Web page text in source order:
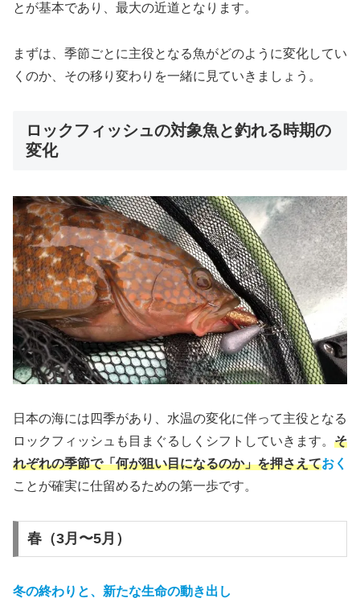
とが基本であり、最大の近道となります。
まずは、季節ごとに主役となる魚がどのように変化してい
くのか、その移り変わりを一緒に見ていきましょう。
ロックフィッシュの対象魚と釣れる時期の
変化
日本の海には四季があり、水温の変化に伴って主役となる
ロックフィッシュも目まぐるしくシフトしていきます。 そ
れぞれの季節で「何が狙い目になるのか」を押さえておく
ことが確実に仕留めるための第一歩です。
春（3月〜5月）
冬の終わりと、新たな生命の動き出し